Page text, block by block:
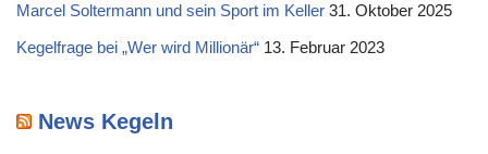
Marcel Soltermann und sein Sport im Keller 31. Oktober 2025
Kegelfrage bei „Wer wird Millionär“ 13. Februar 2023
News Kegeln